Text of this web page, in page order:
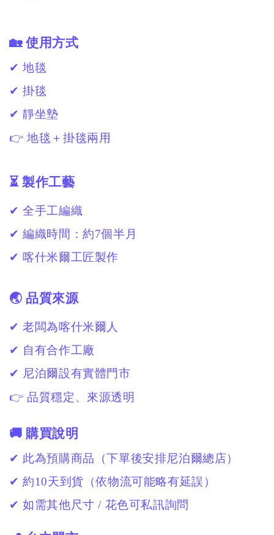
🏡 使用方式
✔ 地毯
✔ 掛毯
✔ 靜坐墊
👉 地毯＋掛毯兩用
⏳ 製作工藝
✔ 全手工編織
✔ 編織時間：約7個半月
✔ 喀什米爾工匠製作
🌏 品質來源
✔ 老闆為喀什米爾人
✔ 自有合作工廠
✔ 尼泊爾設有實體門市
👉 品質穩定、來源透明
🚚 購買說明
✔ 此為預購商品（下單後安排尼泊爾總店）
✔ 約10天到貨（依物流可能略有延誤）
✔ 如需其他尺寸 / 花色可私訊詢問